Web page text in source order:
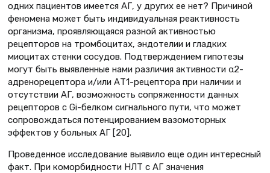
одних пациентов имеется АГ, у других ее нет? Причиной
феномена может быть индивидуальная реактивность
организма, проявляющаяся разной активностью
рецепторов на тромбоцитах, эндотелии и гладких
миоцитах стенки сосудов. Подтверждением гипотезы
могут быть выявленные нами различия активности α2-
адренорецептора и/или АТ1-рецептора при наличии и
отсутствии АГ, возможность сопряженности данных
рецепторов с Gi-белком сигнального пути, что может
сопровождаться потенцированием вазомоторных
эффектов у больных АГ [20].
Проведенное исследование выявило еще один интересный
факт. При коморбидности НЛТ с АГ значения